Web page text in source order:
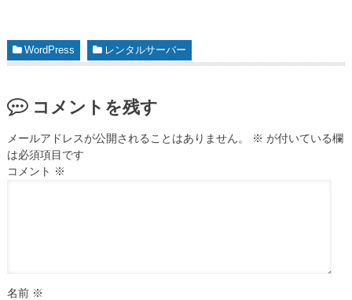
WordPress レンタルサーバー
コメントを残す
メールアドレスが公開されることはありません。 ※ が付いている欄
は必須項目です
コメント ※
名前 ※